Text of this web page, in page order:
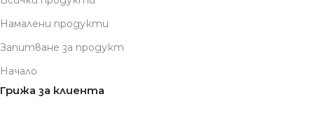
Намалени продукти
Запитване за продукт
Начало
Грижа за клиента